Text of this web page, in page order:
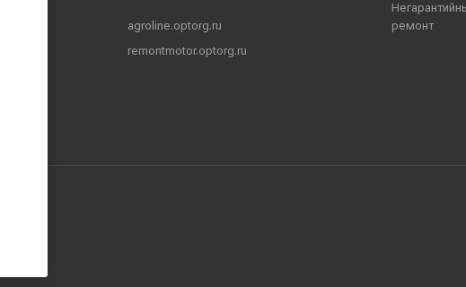
agroline.optorg.ru
remontmotor.optorg.ru
ремонт